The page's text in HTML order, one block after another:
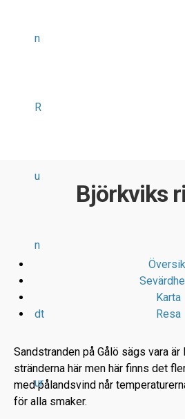
n
R
u
n
dt
ur
Björkviks
Karta
Resa
Sandstranden på Gålö sägs vara är
stränderna här men här finns det
med pålandsvind når
för alla smaker.